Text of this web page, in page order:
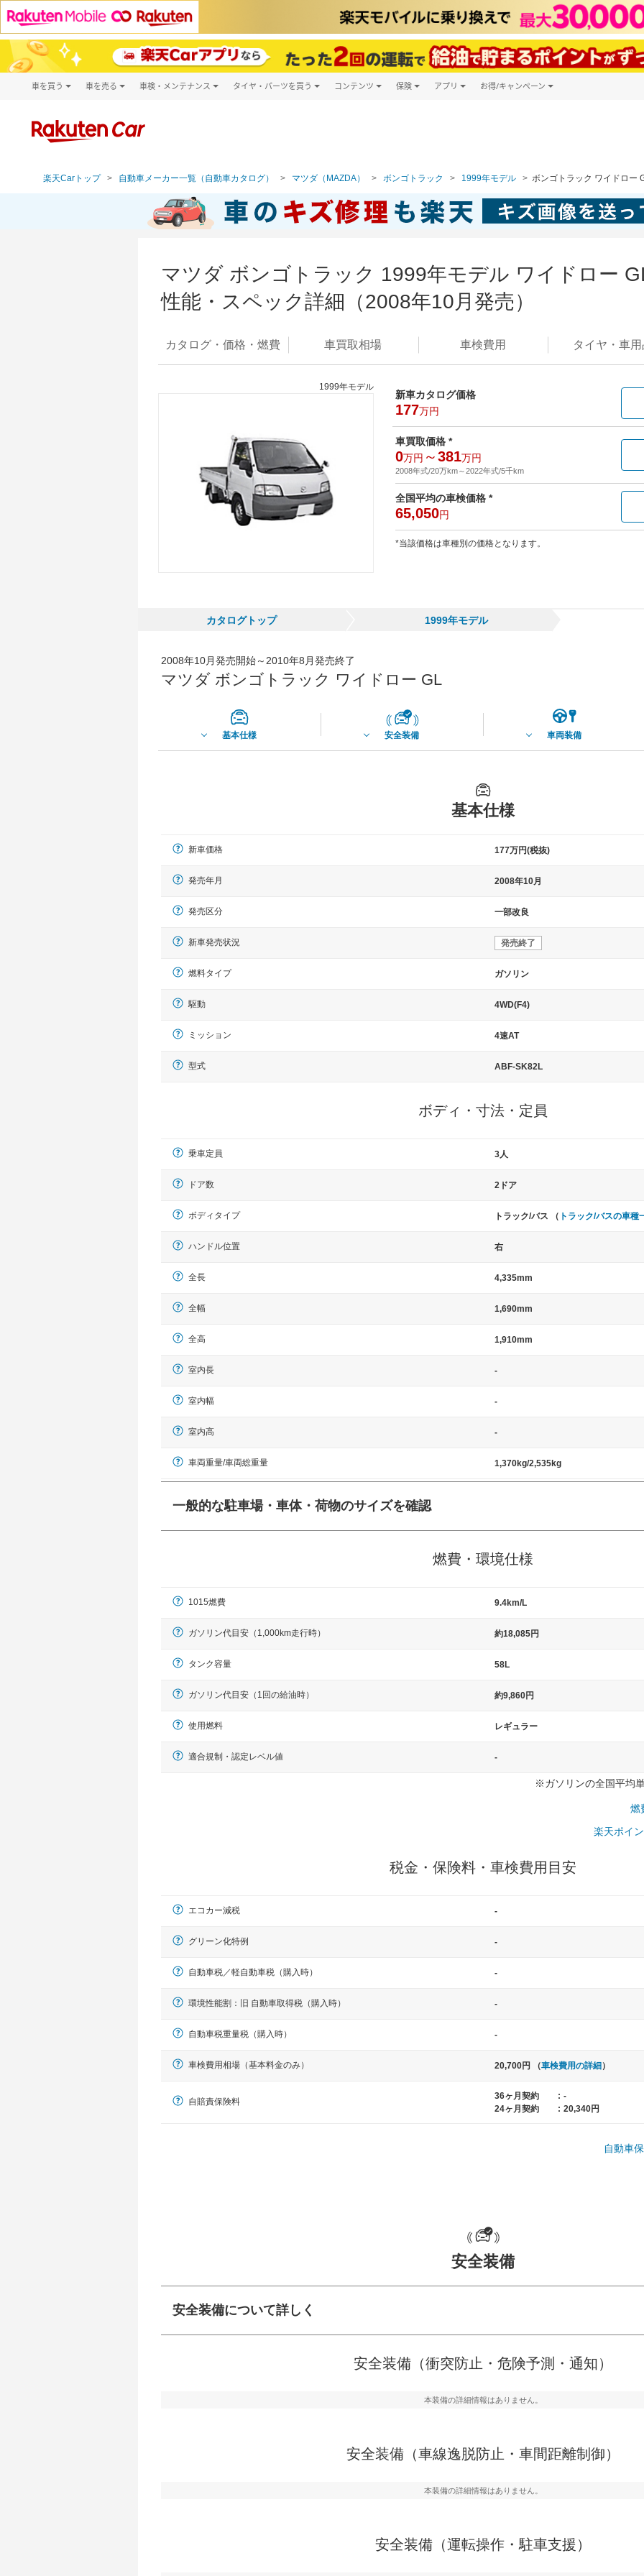
車を買う
新車
車を売る 車検・メンテナンス タイヤ・パーツを買う コンテンツ 保険 アプリ お得/キャンペーン
楽天Carトップ 自動車メーカー一覧（自動車カタログ） マツダ（MAZDA） ボンゴトラック 1999年モデル ボンゴトラック ワイドロー
マツダ ボンゴトラック 1999年モデル ワイドロー
性能・スペック詳細（2008年10月発売）
カタログ・価格・燃費 車買取相場 車検費用 タイヤ・ 車用
1999年モデル
新車カタログ価格
177万円
車買取価格 *
0万円 ～381万円
2008年式/20万km～2022年式/5千km
全国平均の車検価格 *
65,050円
*当該価格は車種別の価格となります。
カタログトップ 1999年モデル
2008年10月発売開始～2010年8月発売終了
マツダ ボンゴトラック ワイドロー GL
基本仕様 安全装備 車両装備
基本仕様
新車価格 177万円(税抜)
発売年月 2008年10月
発売区分 一部改良
新車発売状況 発売終了
燃料タイプ ガソリン
駆動 4WD(F4)
ミッション 4速AT
型式 ABF-SK82L
ボディ・寸法・定員
乗車定員 3人
ドア数 2ドア
ボディタイプ トラック/バス （ トラック/バスの車種
ハンドル位置 右
全長 4,335mm
全幅 1,690mm
全高 1,910mm
室内長 -
室内幅 -
室内高 -
車両重量/車両総重量 1,370kg/2,535kg
一般的な駐車場・車体・荷物のサイズを確認
幅 5,000mmというサイズが標準値（最低値）とされる事が多いようです。
N-BOX、ワゴンR、タント、アルト など
ノア、セレナ、プリウス、カローラ、ステ
ハイエース
燃費・環境仕様
1015燃費 9.4km/L
ガソリン代目安（1,000km走行時） 約18,085円
タンク容量 58L
ガソリン代目安（1回の給油時） 約9,860円
使用燃料 レギュラー
適合規制・認定レベル値 -
※ガソリンの全国平均
燃
楽天ポイ
税金・保険料・車検費用目安
エコカー減税 -
グリーン化特例 -
自動車税／軽自動車税（購入時） -
環境性能割：旧 自動車取得税（購入時） -
自動車税重量税（購入時） -
車検費用相場（基本料金のみ） 20,700円 （車検費用の詳細 ）
自賠責保険料
36ヶ月契約 : -
24ヶ月契約
: 20,340円
自動車
安全装備
安全装備について詳しく
前走車や歩行者との衝突を回避するプリクラッシュブレ
ーキアシスト、ABSなどが装備されています。
見えにくい場所に潜む
テムなどが装備されて
駐車をスムーズに行うためにインテリジェンスパーキン
万が一車体が衝撃を受
安全装備（衝突防止・危険予測・通知）
本装備の詳細情報はありません。
安全装備（車線逸脱防止・車間距離制御）
本装備の詳細情報はありません。
安全装備（運転操作・駐車支援）